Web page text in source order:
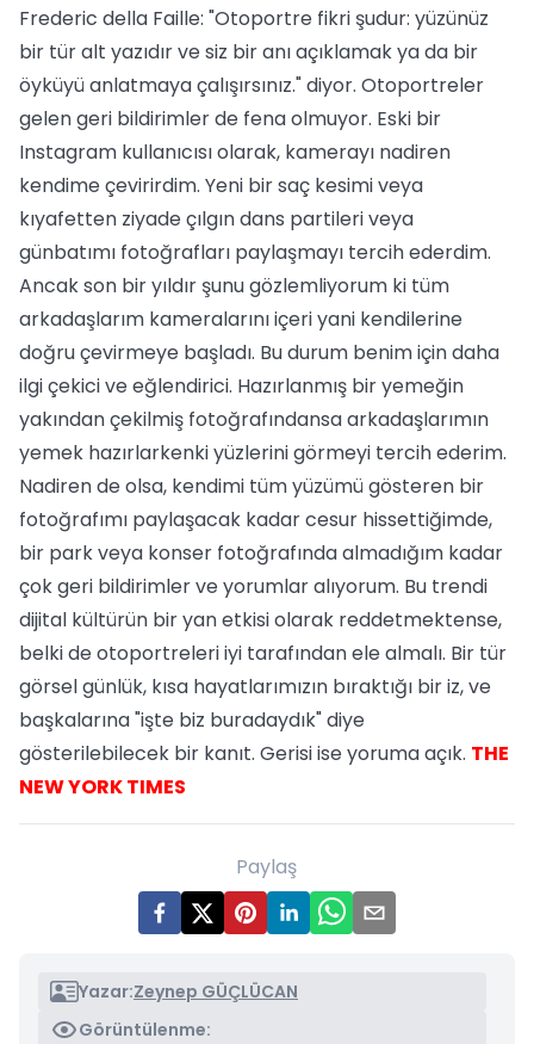
Frederic della Faille: "Otoportre fikri şudur: yüzünüz
bir tür alt yazıdır ve siz bir anı açıklamak ya da bir
öyküyü anlatmaya çalışırsınız." diyor. Otoportreler
gelen geri bildirimler de fena olmuyor. Eski bir
Instagram kullanıcısı olarak, kamerayı nadiren
kendime çevirirdim. Yeni bir saç kesimi veya
kıyafetten ziyade çılgın dans partileri veya
günbatımı fotoğrafları paylaşmayı tercih ederdim.
Ancak son bir yıldır şunu gözlemliyorum ki tüm
arkadaşlarım kameralarını içeri yani kendilerine
doğru çevirmeye başladı. Bu durum benim için daha
ilgi çekici ve eğlendirici. Hazırlanmış bir yemeğin
yakından çekilmiş fotoğrafındansa arkadaşlarımın
yemek hazırlarkenki yüzlerini görmeyi tercih ederim.
Nadiren de olsa, kendimi tüm yüzümü gösteren bir
fotoğrafımı paylaşacak kadar cesur hissettiğimde,
bir park veya konser fotoğrafında almadığım kadar
çok geri bildirimler ve yorumlar alıyorum. Bu trendi
dijital kültürün bir yan etkisi olarak reddetmektense,
belki de otoportreleri iyi tarafından ele almalı. Bir tür
görsel günlük, kısa hayatlarımızın bıraktığı bir iz, ve
başkalarına "işte biz buradaydık" diye
gösterilebilecek bir kanıt. Gerisi ise yoruma açık. THE
NEW YORK TIMES
Paylaş
Yazar:Zeynep GÜÇLÜCAN
Görüntülenme: